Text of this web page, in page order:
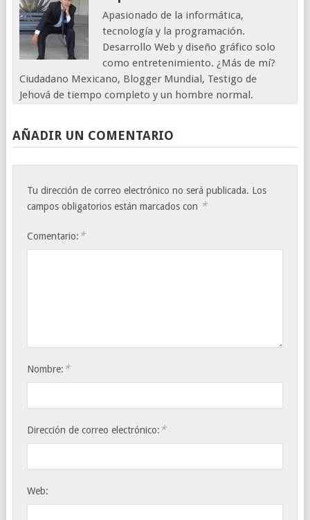
Apasionado de la informática,
tecnología y la programación.
Desarrollo Web y diseño gráfico solo
como entretenimiento. ¿Más de mí?
Ciudadano Mexicano, Blogger Mundial, Testigo de
Jehová de tiempo completo y un hombre normal.
AÑADIR UN COMENTARIO
Tu dirección de correo electrónico no será publicada. Los
campos obligatorios están marcados con *
Comentario: *
Nombre: *
Dirección de correo electrónico: *
Web: